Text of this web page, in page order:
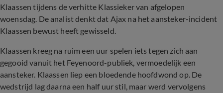
Klaassen tijdens de verhitte Klassieker van afgelopen
woensdag. De analist denkt dat Ajax na het aansteker-incident
Klaassen bewust heeft gewisseld.
Klaassen kreeg na ruim een uur spelen iets tegen zich aan
gegooid vanuit het Feyenoord-publiek, vermoedelijk een
aansteker. Klaassen liep een bloedende hoofdwond op. De
wedstrijd lag daarna een half uur stil, maar werd vervolgens